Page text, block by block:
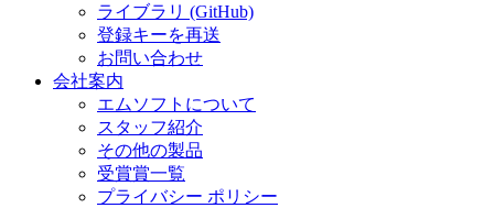
ライブラリ (GitHub)
登録キーを再送
お問い合わせ
会社案内
エムソフトについて
スタッフ紹介
その他の製品
受賞賞一覧
プライバシー ポリシー